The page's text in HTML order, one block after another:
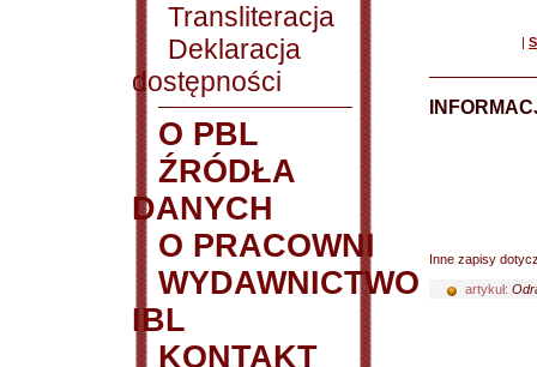
Transliteracja
Deklaracja
dostępności
O PBL
ŹRÓDŁA
DANYCH
O PRACOWNI
WYDAWNICTWO
IBL
KONTAKT
|
Inne zapisy
artykuł: